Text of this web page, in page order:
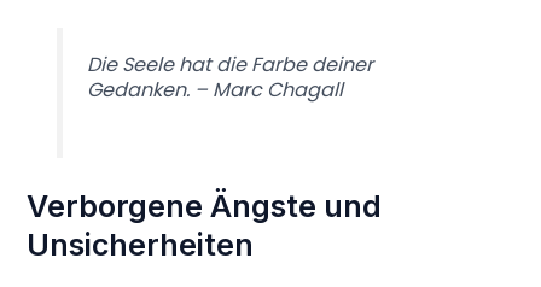
Die Seele hat die Farbe deiner
Gedanken. – Marc Chagall
Verborgene Ängste und
Unsicherheiten